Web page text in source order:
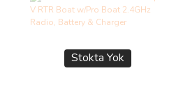
Stokta Yok